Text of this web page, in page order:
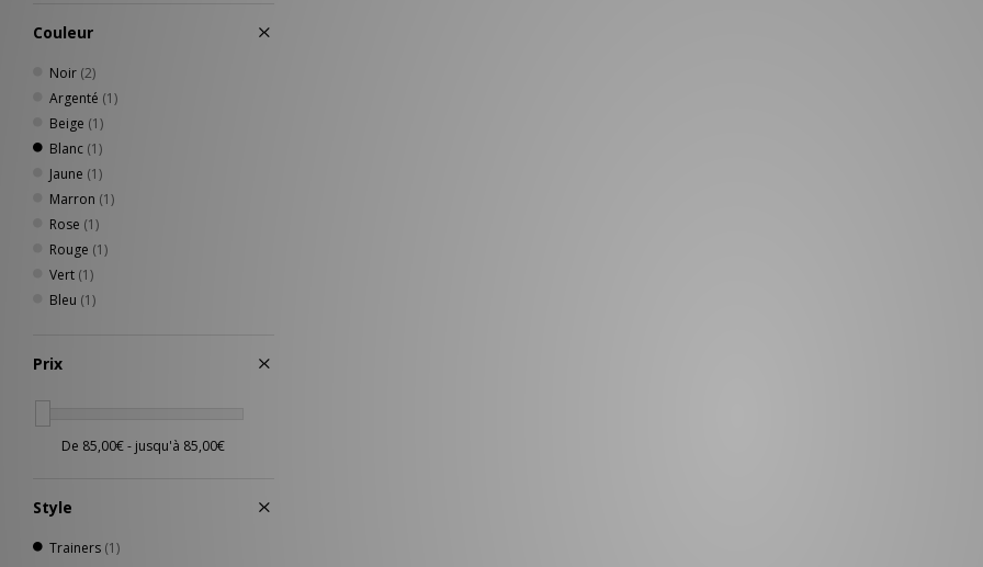
Couleur
Noir (2)
Argenté (1)
Beige (1)
Blanc (1)
Jaune (1)
Marron (1)
Rose (1)
Rouge (1)
Vert (1)
Bleu (1)
Prix
Style
Trainers (1)